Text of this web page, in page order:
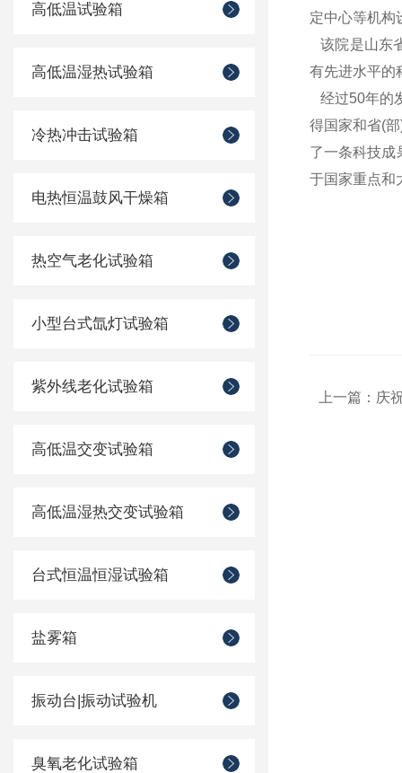
高低温试验箱
高低温湿热试验箱
冷热冲击试验箱
电热恒温鼓风干燥箱
热空气老化试验箱
小型台式氙灯试验箱
紫外线老化试验箱
高低温交变试验箱
高低温湿热交变试验箱
台式恒温恒湿试验箱
盐雾箱
振动台|振动试验机
臭氧老化试验箱
定中心等机构
该院是山东
有先进水平的
经过50年的
得国家和省(
了一条科技成
于国家重点和
上一篇： 庆